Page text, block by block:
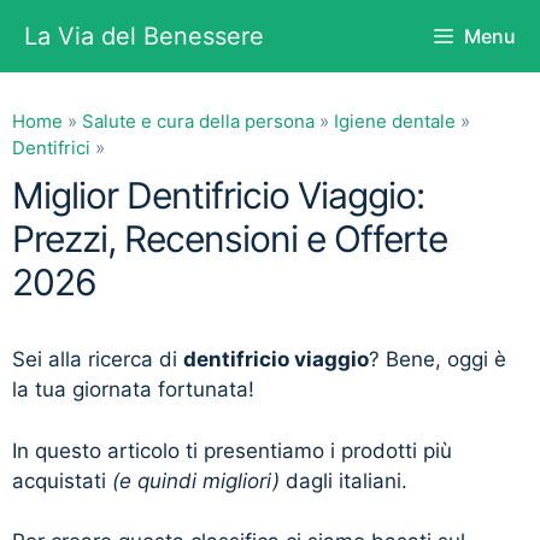
contenuto
La Via del Benessere Menu
Home » Salute e cura della persona » Igiene dentale »
Dentifrici »
Miglior Dentifricio Viaggio:
Prezzi, Recensioni e Offerte
2026
Sei alla ricerca di dentifricio viaggio? Bene, oggi è
la tua giornata fortunata!
In questo articolo ti presentiamo i prodotti più
acquistati (e quindi migliori) dagli italiani.